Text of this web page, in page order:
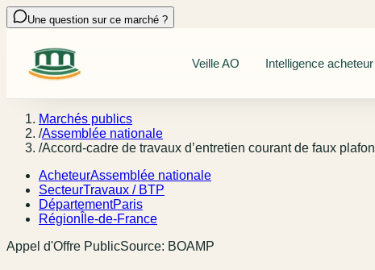
Une question sur ce marché ?
Veille AO Intelligence acheteur
Marchés publics
/Assemblée nationale
/Accord-cadre de travaux d’entretien courant de faux
AcheteurAssemblée nationale
SecteurTravaux / BTP
DépartementParis
Région Île-de-France
Appel d'Offre PublicSource: BOAMP